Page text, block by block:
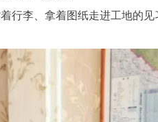
行李、拿着图纸走进工地的